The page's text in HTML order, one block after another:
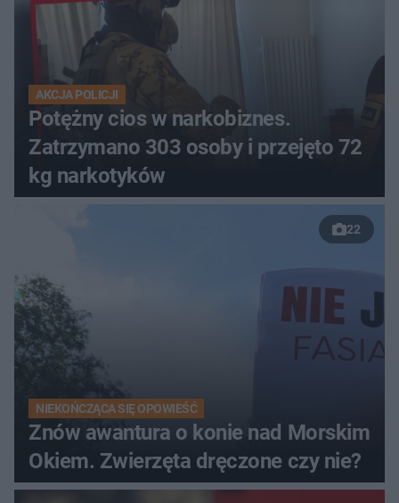
AKCJA POLICJI
Potężny cios w narkobiznes.
Zatrzymano 303 osoby i przejęto 72
kg narkotyków
22
NIEKOŃCZĄCA SIĘ OPOWIEŚĆ
Znów awantura o konie nad Morskim
Okiem. Zwierzęta dręczone czy nie?